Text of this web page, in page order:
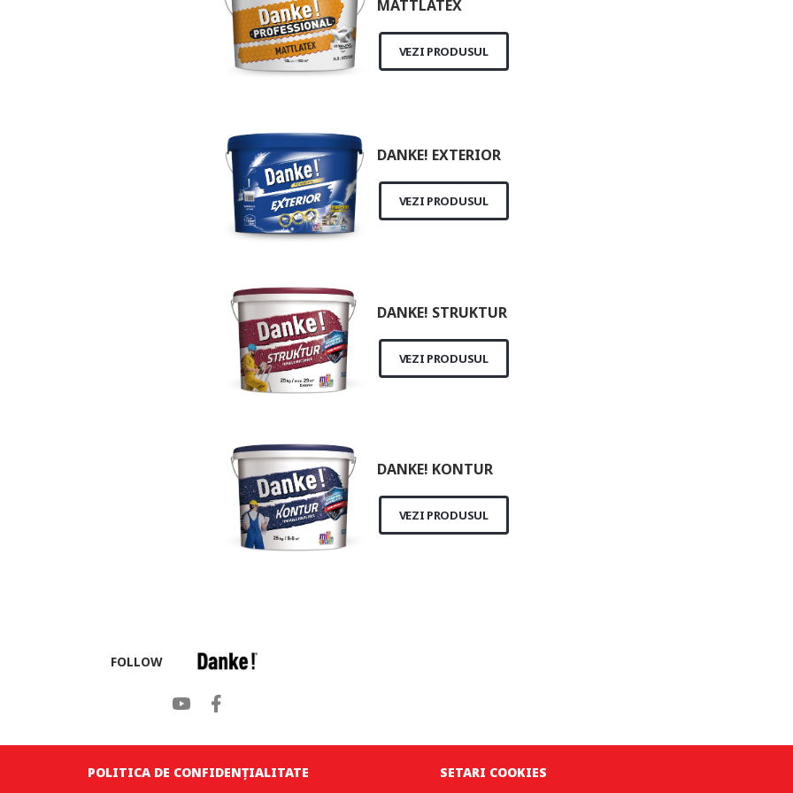
MATTLATEX
VEZI PRODUSUL
DANKE! EXTERIOR
VEZI PRODUSUL
DANKE! STRUKTUR
VEZI PRODUSUL
DANKE! KONTUR
VEZI PRODUSUL
FOLLOW
POLITICA DE CONFIDENȚIALITATE SETARI COOKIES